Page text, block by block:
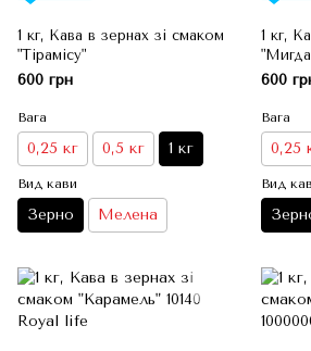
1 кг, Кава в зернах зі смаком
"Тірамісу"
600 грн
Вага
0,25 кг 0,5 кг 1 кг
Вид кави
Зерно Мелена
1 кг,
600
Вага
0,25
Вид